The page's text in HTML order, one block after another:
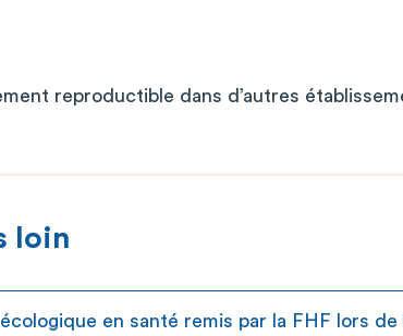
reproductible dans d’autres
loin
en santé remis par la FHF lors